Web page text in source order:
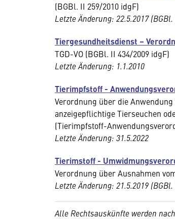
(BGBl. II 259/2010 idgF)
Letzte Änderung: 22.5.2017
Tiergesundheitsdienst –
TGD-VO (BGBl. II 434/2009 idgF)
Letzte Änderung: 1.1.2010
Tierimpfstoff -
Verordnung über die
anzeigepflichtige Tierseuchen
(Tierimpfstoff-
Letzte Änderung: 31.5.2022
Tierimstoff -
Verordnung über Ausnahmen
Letzte Änderung: 21.5.2019
Alle Rechtsauskünfte werden